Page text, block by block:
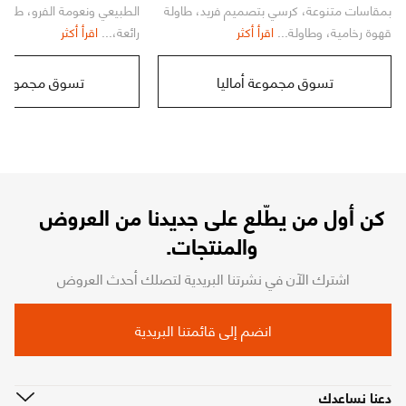
بمقاسات متنوعة، كرسي بتصميم فريد، طاولة
قهوة رخامية، وطاولة... اقرأ أكثر
تسوق مجموعة أماليا
الطبيعي ونعومة الفرو،
رائعة،... اقرأ أكثر
تسوق مجموعة
كن أول من يطّلع على جديدنا من العروض
والمنتجات.
اشترك الآن في نشرتنا البريدية لتصلك أحدث العروض
انضم إلى قائمتنا البريدية
دعنا نساعدك